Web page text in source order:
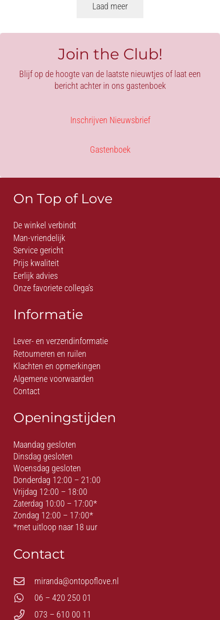
Laad meer
Join the Club!
Blijf op de hoogte van de laatste nieuwtjes of laat een
bericht achter in ons gastenboek
Inschrijven Nieuwsbrief
Gastenboek
On Top of Love
De winkel verbindt
Man-vriendelijk
Service gericht
Prijs kwaliteit
Eerlijk advies
Onze favoriete collega’s
Informatie
Lever- en verzendinformatie
Retourneren en ruilen
Klachten en opmerkingen
Algemene voorwaarden
Contact
Openingstijden
Maandag gesloten
Dinsdag gesloten
Woensdag gesloten
Donderdag 12:00 – 21:00
Vrijdag 12:00 – 18:00
Zaterdag 10:00 – 17:00*
Zondag 12:00 – 17:00*
*met uitloop naar 18 uur
Contact
miranda@ontopoflove.nl
06 – 420 250 01
073 – 610 00 11